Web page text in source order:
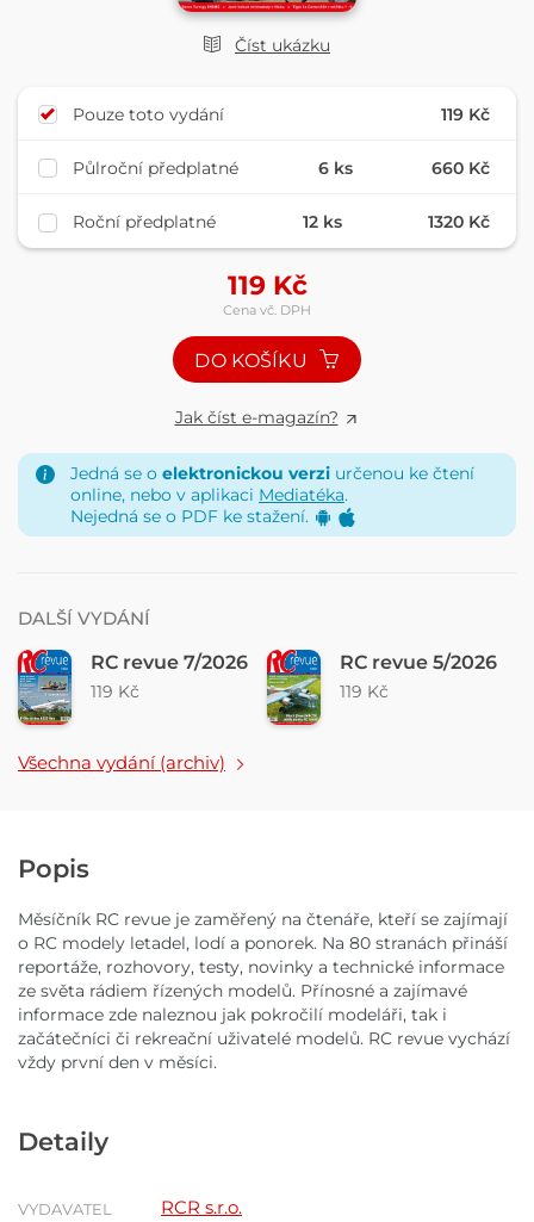
Číst ukázku
Pouze toto vydání 119 Kč
Půlroční předplatné 6 ks 660 Kč
Roční předplatné 12 ks 1320 Kč
119Kč
Cena vč. DPH
DO KOŠÍKU
Jak číst e-magazín?
Jedná se o elektronickou verzi určenou ke čtení
online, nebo v aplikaci Mediatéka.
Nejedná se o PDF ke stažení.
DALŠÍ VYDÁNÍ
RC revue 7/2026
119 Kč
RC revue 5/2026
119 Kč
Všechna vydání (archiv)
Popis
Měsíčník RC revue je zaměřený na čtenáře, kteří se zajímají
o RC modely letadel, lodí a ponorek. Na 80 stranách přináší
reportáže, rozhovory, testy, novinky a technické informace
ze světa rádiem řízených modelů. Přínosné a zajímavé
informace zde naleznou jak pokročilí modeláři, tak i
začátečníci či rekreační uživatelé modelů. RC revue vychází
vždy první den v měsíci.
Detaily
VYDAVATEL RCR s.r.o.